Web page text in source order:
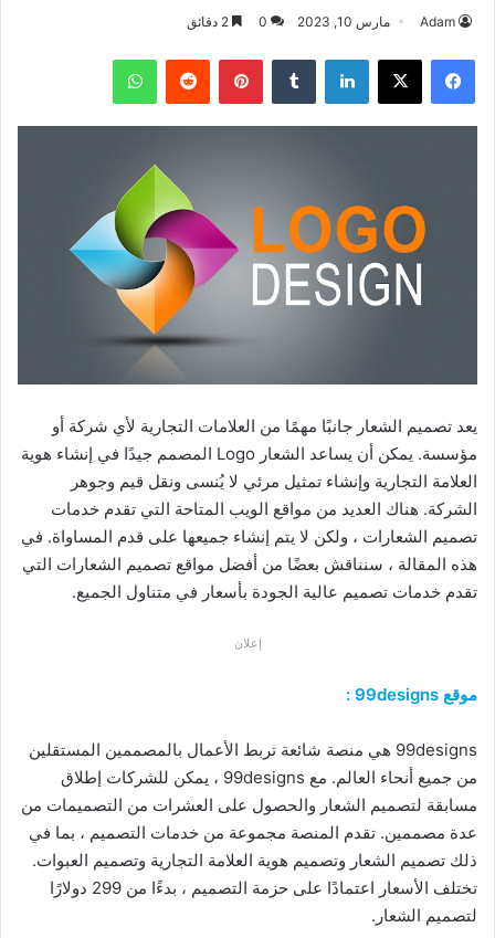
Adam مارس 10, 2023 0
فيسبوك ‫X لينكدإن بينتيريست واتساب
يعد تصميم الشعار جانبًا مهمًا من العلامات التجارية لأي شركة أو
مؤسسة. يمكن أن يساعد الشعار Logo المصمم جيدًا في إنشاء هوية
العلامة التجارية وإنشاء تمثيل مرئي لا يُنسى ونقل قيم وجوهر
الشركة. هناك العديد من مواقع الويب المتاحة التي تقدم خدمات
تصميم الشعارات ، ولكن لا يتم إنشاء جميعها على قدم المساواة. في
هذه المقالة ، سنناقش بعضًا من أفضل مواقع تصميم الشعارات التي
تقدم خدمات تصميم عالية الجودة بأسعار في متناول الجميع.
إعلان
موقع 99designs :
99designs هي منصة شائعة تربط الأعمال بالمصممين المستقلين
من جميع أنحاء العالم. مع 99designs ، يمكن للشركات إطلاق
مسابقة لتصميم الشعار والحصول على العشرات من التصميمات من
عدة مصممين. تقدم المنصة مجموعة من خدمات التصميم ، بما في
ذلك تصميم الشعار وتصميم هوية العلامة التجارية وتصميم العبوات.
تختلف الأسعار اعتمادًا على حزمة التصميم ، بدءًا من 299 دولارًا
لتصميم الشعار.